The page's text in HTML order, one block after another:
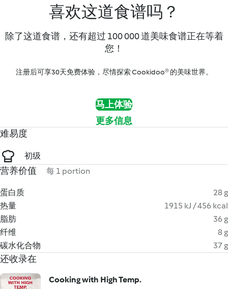
喜欢这道食谱吗？
除了这道食谱，还有超过 100 000 道美味食谱正在等着
您！
注册后可享30天免费体验，尽情探索 Cookidoo® 的美味世界。
马上体验
更多信息
难易度
初级
营养价值 每 1 portion
蛋白质
28 g
热量
1915 kJ / 456 kcal
脂肪
36 g
纤维
8 g
碳水化合物
37 g
还收录在
Cooking with High Temp.